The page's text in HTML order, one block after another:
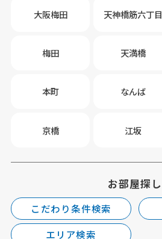
大阪梅田 天神橋筋六丁目
梅田 天満橋
本町 なんば
京橋 江坂
お部屋探し
こだわり条件検索
エリア検索